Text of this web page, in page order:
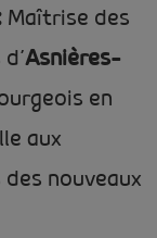
Maîtrise des
Asnières-
en
aux
nouveaux